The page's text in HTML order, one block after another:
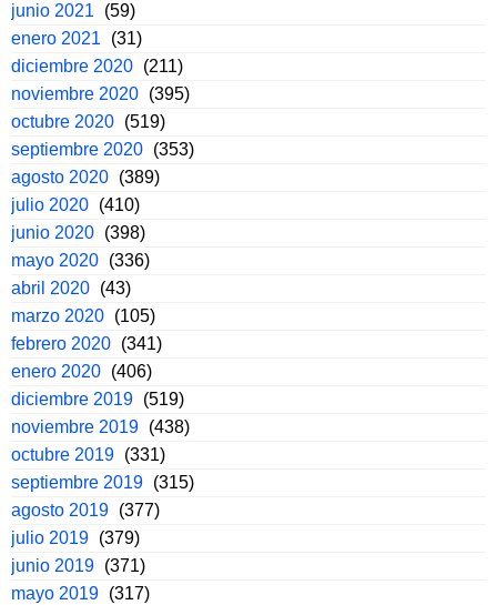
junio 2021
(59)
enero 2021
(31)
diciembre 2020 (211)
noviembre 2020 (395)
octubre 2020 (519)
septiembre 2020 (353)
agosto 2020 (389)
julio 2020 (410)
junio 2020 (398)
mayo 2020 (336)
abril 2020 (43)
marzo 2020 (105)
febrero 2020 (341)
enero 2020 (406)
diciembre 2019 (519)
noviembre 2019 (438)
octubre 2019 (331)
septiembre 2019 (315)
agosto 2019 (377)
julio 2019 (379)
junio 2019 (371)
mayo 2019 (317)